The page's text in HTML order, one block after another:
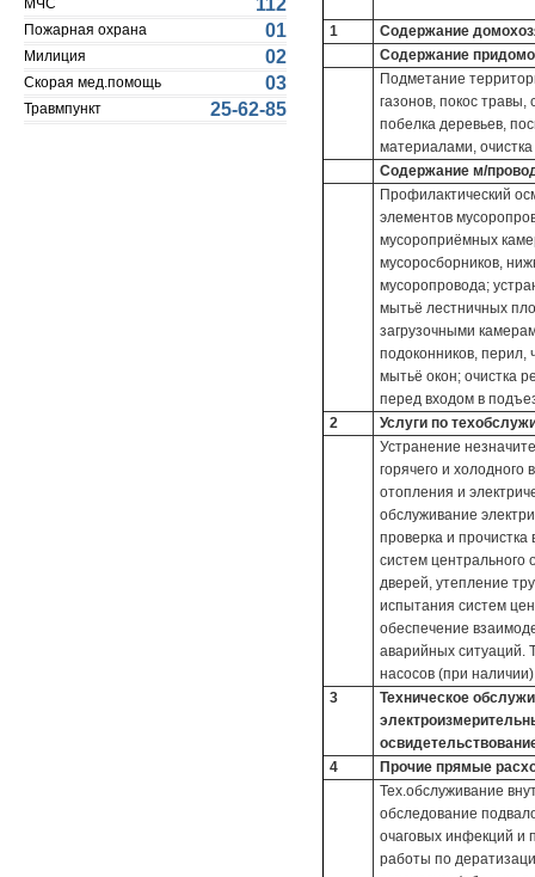
МЧС 112
Пожарная охрана 01
Милиция 02
Скорая мед.помощь 03
Травмпункт 25-62-85
1
Содержание
Содержание
Подметание
газонов, покос травы,
побелка деревьев,
материалами,
Содержание м/
Профилактический
элементов
мусороприёмных
мусоросборников,
мусоропровода;
мытьё лестничных
загрузочными
подоконников, перил,
мытьё окон; очистка
перед входом в
2
Услуги по
Устранение
горячего и
отопления и
обслуживание
проверка и
систем центрального
дверей, утепление
испытания систем
обеспечение
аварийных ситуаций.
насосов (при
3
Техническое
4
Прочие прямые
Тех.обслуживание
обследование
очаговых инфекций и
работы по